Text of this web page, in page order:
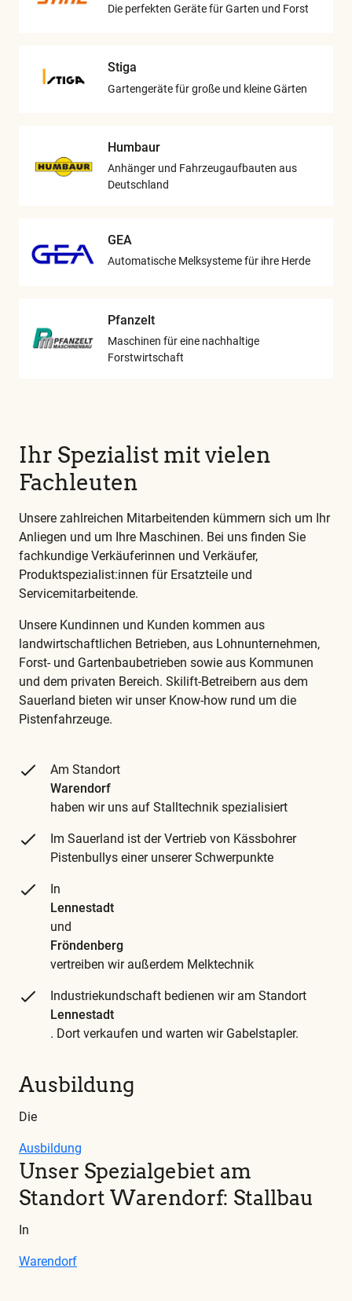
Die perfekten Geräte für Garten und Forst
Stiga
Gartengeräte für große und kleine Gärten
Humbaur
Anhänger und Fahrzeugaufbauten aus
Deutschland
GEA
Automatische Melksysteme für ihre Herde
Pfanzelt
Maschinen für eine nachhaltige
Forstwirtschaft
Ihr Spezialist mit vielen
Fachleuten
Unsere zahlreichen Mitarbeitenden kümmern sich um Ihr
Anliegen und um Ihre Maschinen. Bei uns finden Sie
fachkundige Verkäuferinnen und Verkäufer,
Produktspezialist:innen für Ersatzteile und
Servicemitarbeitende.
Unsere Kundinnen und Kunden kommen aus
landwirtschaftlichen Betrieben, aus Lohnunternehmen,
Forst- und Gartenbaubetrieben sowie aus Kommunen
und dem privaten Bereich. Skilift-Betreibern aus dem
Sauerland bieten wir unser Know-how rund um die
Pistenfahrzeuge.
Am Standort
Warendorf
haben wir uns auf Stalltechnik spezialisiert
Im Sauerland ist der Vertrieb von Kässbohrer
Pistenbullys einer unserer Schwerpunkte
In
Lennestadt
und
Fröndenberg
vertreiben wir außerdem Melktechnik
Industriekundschaft bedienen wir am Standort
Lennestadt
. Dort verkaufen und warten wir Gabelstapler.
Ausbildung
Die
Ausbildung
Unser Spezialgebiet am
Standort Warendorf: Stallbau
In
Warendorf